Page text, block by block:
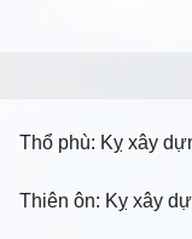
Thổ phù: Kỵ xây
Thiên ôn: Kỵ xây